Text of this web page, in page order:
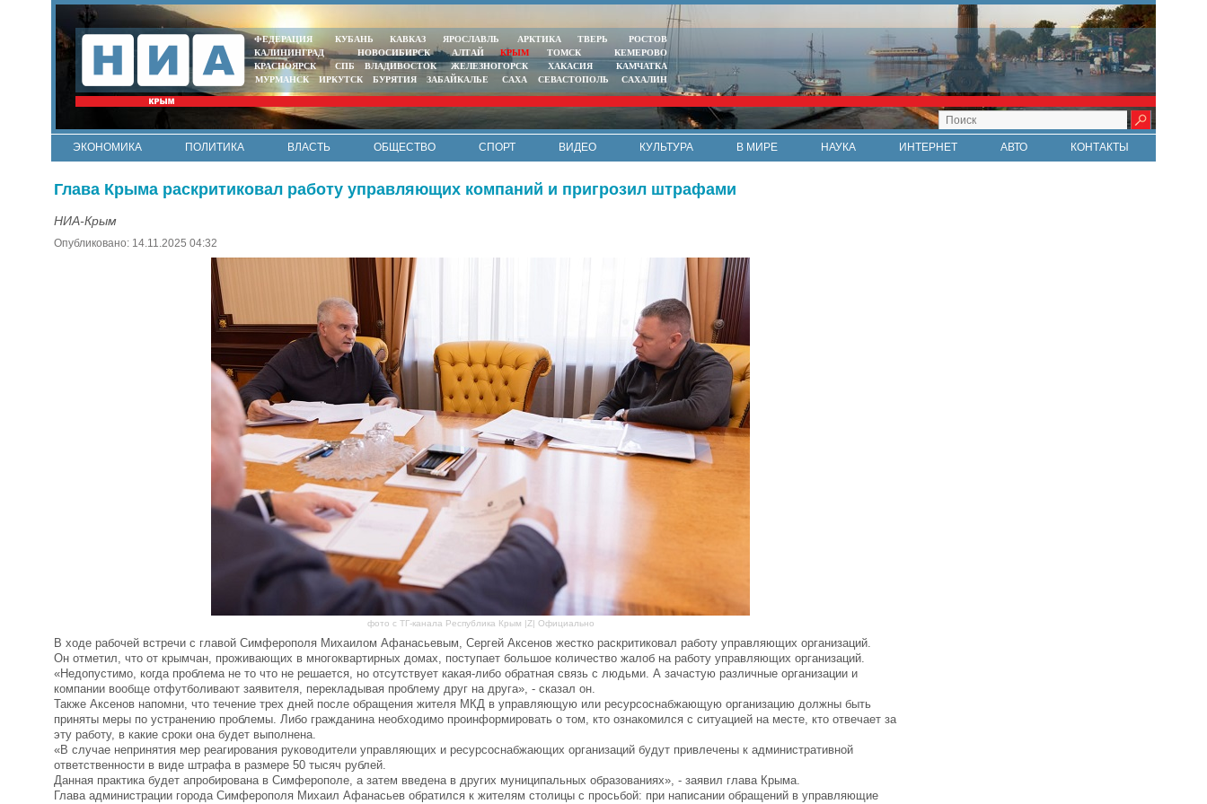
ФЕДЕРАЦИЯ КУБАНЬ КАВКАЗ ЯРОСЛАВЛЬ АРКТИКА ТВЕРЬ
РОСТОВ
КАЛИНИНГРАД
НОВОСИБИРСК АЛТАЙ КРЫМ ТОМСК
КЕМЕРОВО
КРАСНОЯРСК
СПБ ВЛАДИВОСТОК ЖЕЛЕЗНОГОРСК ХАКАСИЯ
КАМЧАТКА
МУРМАНСК
ИРКУТСК БУРЯТИЯ ЗАБАЙКАЛЬЕ САХА СЕВАСТОПОЛЬ САХАЛИН
ЭКОНОМИКА ПОЛИТИКА ВЛАСТЬ ОБЩЕСТВО СПОРТ ВИДЕО КУЛЬТУРА В МИРЕ НАУКА ИНТЕРНЕТ АВТО КОНТАКТЫ
Глава Крыма раскритиковал работу управляющих компаний и пригрозил штрафами
НИА-Крым
Опубликовано: 14.11.2025 04:32
фото с ТГ-канала Республика Крым |Z| Официально
В ходе рабочей встречи с главой Симферополя Михаилом Афанасьевым, Сергей Аксенов жестко раскритиковал работу управляющих организаций.
Он отметил, что от крымчан, проживающих в многоквартирных домах, поступает большое количество жалоб на работу управляющих организаций.
«Недопустимо, когда проблема не то что не решается, но отсутствует какая-либо обратная связь с людьми. А зачастую различные организации и
компании вообще отфутболивают заявителя, перекладывая проблему друг на друга», - сказал он.
Также Аксенов напомни, что течение трех дней после обращения жителя МКД в управляющую или ресурсоснабжающую организацию должны быть
приняты меры по устранению проблемы. Либо гражданина необходимо проинформировать о том, кто ознакомился с ситуацией на месте, кто отвечает за
эту работу, в какие сроки она будет выполнена.
«В случае непринятия мер реагирования руководители управляющих и ресурсоснабжающих организаций будут привлечены к административной
ответственности в виде штрафа в размере 50 тысяч рублей.
Данная практика будет апробирована в Симферополе, а затем введена в других муниципальных образованиях», - заявил глава Крыма.
Глава администрации города Симферополя Михаил Афанасьев обратился к жителям столицы с просьбой: при написании обращений в управляющие